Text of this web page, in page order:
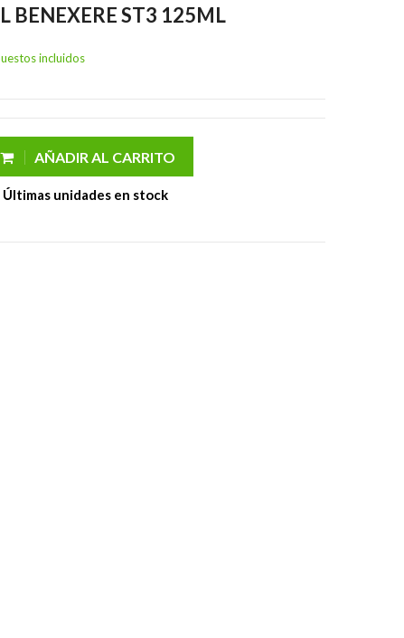
BENEXERE ST3 125ML
incluidos
AÑADIR AL CARRITO
Últimas unidades en stock